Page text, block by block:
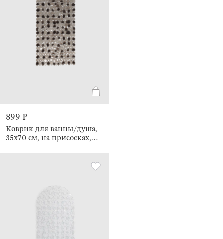
899 ₽
Коврик для ванны/душа,
35х70 см, на присосках,